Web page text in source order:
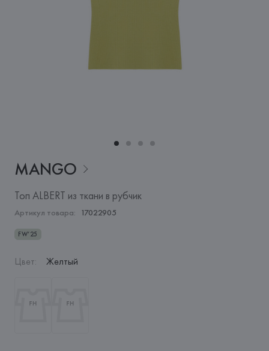
MANGO
Топ ALBERT из ткани в рубчик
Артикул товара: 17022905
FW’25
Цвет: Желтый